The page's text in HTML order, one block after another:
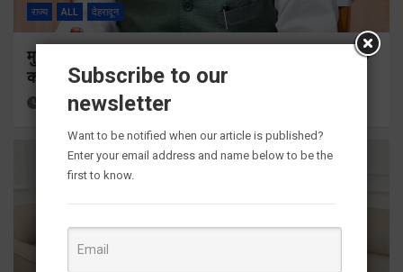
राज्य ALL देहरादून
मुख्यमंत्री ने प्रदान की विभिन्न विकास योजनाओं के लिए 1967
करोड़ की वित्तीय स्वीकृति
20 hours ago Viri Gairola
Subscribe to our
newsletter
Want to be notified when our article is published?
Enter your email address and name below to be the
first to know.